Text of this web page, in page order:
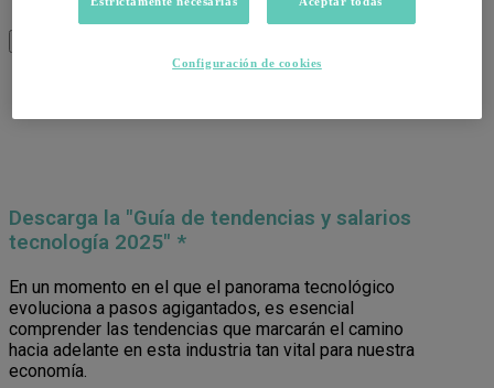
Webinar
Descarga la "Guía de tendencias y salarios
tecnología 2025" *
En un momento en el que el panorama tecnológico
evoluciona a pasos agigantados, es esencial
comprender las tendencias que marcarán el camino
hacia adelante en esta industria tan vital para nuestra
economía.
Configuración de cookies